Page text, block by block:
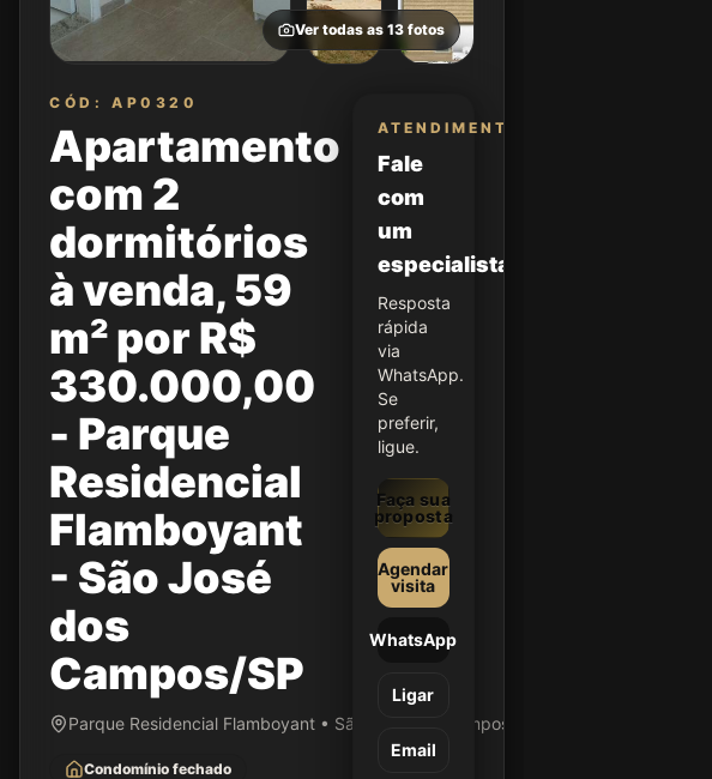
Ver todas as 13 fotos
CÓD: AP0320
Apartamento
com 2
dormitórios
à venda, 59
m² por R$
330.000,00
- Parque
Residencial
Flamboyant
- São José
dos
Campos/SP
Parque Residencial Flamboyant • São José dos Campos/SP
Condomínio fechado
ATENDIMENTO
Fale
com
um
especialista
Resposta
rápida
via
WhatsApp.
Se
preferir,
ligue.
Faça sua
proposta
Agendar
visita
WhatsApp
Ligar
Email